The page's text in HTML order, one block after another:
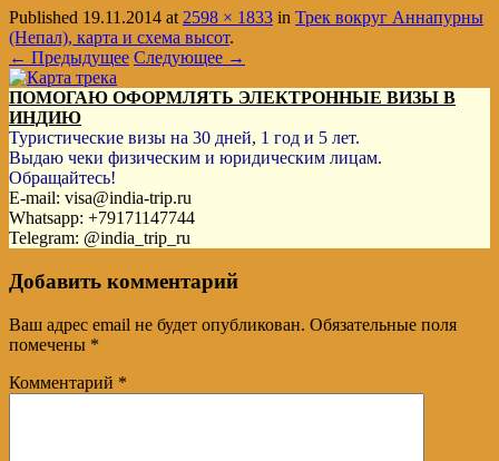
Published 19.11.2014 at2598 × 1833 in Трек вокруг Аннапурны
(Непал), карта и схема высот.
← Предыдущее Следующее →
ПОМОГАЮ ОФОРМЛЯТЬ ЭЛЕКТРОННЫЕ ВИЗЫ В
ИНДИЮ
Туристические визы на 30 дней, 1 год и 5 лет.
Выдаю чеки физическим и юридическим лицам.
Обращайтесь!
E-mail: visa@india-trip.ru
Whatsapp: +79171147744
Telegram: @india_trip_ru
Добавить комментарий
Ваш адрес email не будет опубликован. Обязательные поля
помечены *
Комментарий *